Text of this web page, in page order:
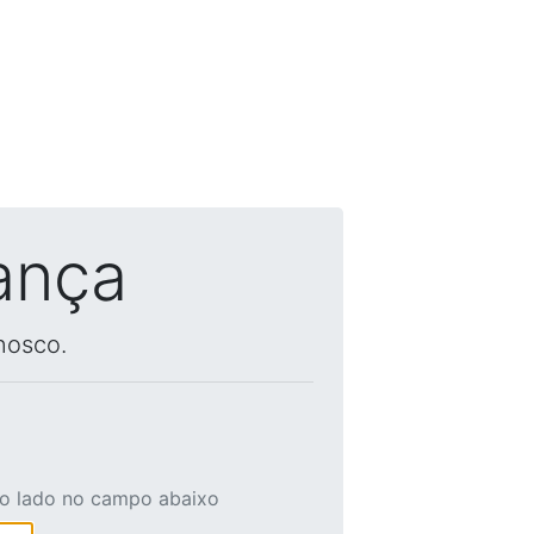
lado no campo abaixo